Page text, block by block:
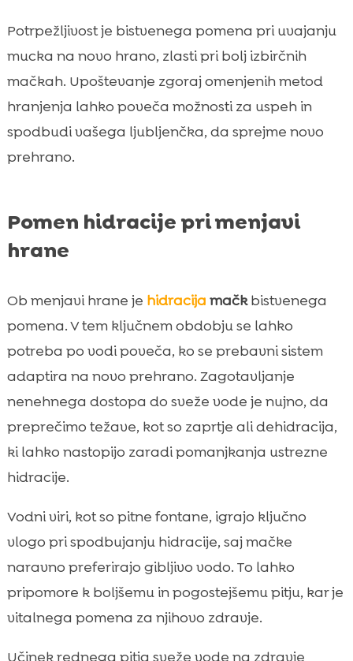
Potrpežljivost je bistvenega pomena pri uvajanju
mucka na novo hrano, zlasti pri bolj izbirčnih
mačkah. Upoštevanje zgoraj omenjenih metod
hranjenja lahko poveča možnosti za uspeh in
spodbudi vašega ljubljenčka, da sprejme novo
prehrano.
Pomen hidracije pri menjavi
hrane
Ob menjavi hrane je hidracija mačkbistvenega
pomena. V tem ključnem obdobju se lahko
potreba po vodi poveča, ko se prebavni sistem
adaptira na novo prehrano. Zagotavljanje
nenehnega dostopa do sveže vode je nujno, da
preprečimo težave, kot so zaprtje ali dehidracija,
ki lahko nastopijo zaradi pomanjkanja ustrezne
hidracije.
Vodni viri, kot so pitne fontane, igrajo ključno
vlogo pri spodbujanju hidracije, saj mačke
naravno preferirajo gibljivo vodo. To lahko
pripomore k boljšemu in pogostejšemu pitju, kar je
vitalnega pomena za njihovo zdravje.
Učinek rednega pitja sveže vode na zdravje